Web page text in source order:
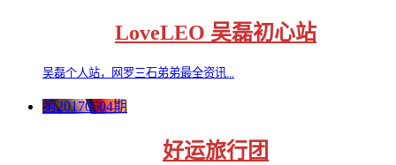
LoveLEO 吴磊初心站
吴磊个人站，网罗三石弟弟最全资讯...
第20170604期
好运旅行团